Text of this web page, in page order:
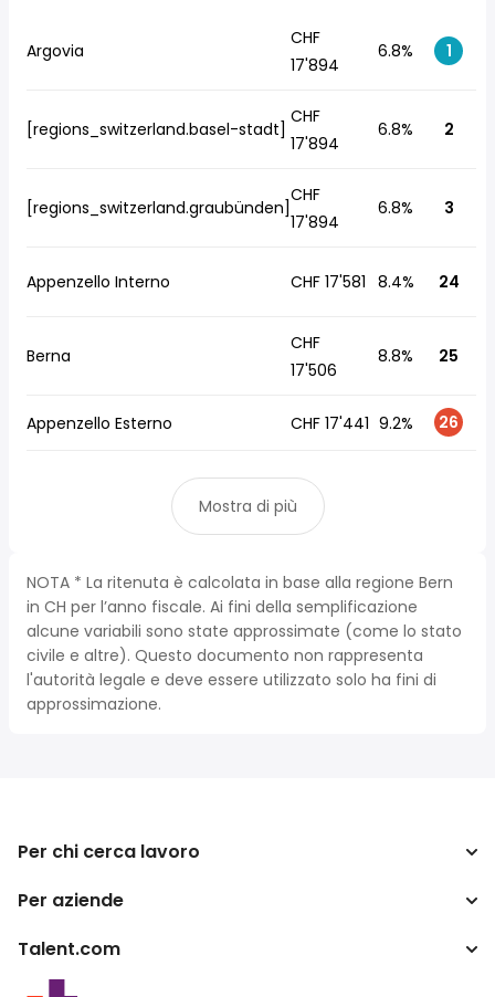
Argovia
CHF
17'894
6.8% 1
[regions_switzerland.basel-stadt]
CHF
17'894
6.8% 2
[regions_switzerland.graubünden]
CHF
17'894
6.8% 3
Appenzello Interno CHF 17'581 8.4% 24
Berna
CHF
17'506
8.8% 25
Appenzello Esterno CHF 17'441 9.2% 26
Mostra di più
NOTA * La ritenuta è calcolata in base alla regione Bern
in CH per l’anno fiscale. Ai fini della semplificazione
alcune variabili sono state approssimate (come lo stato
civile e altre). Questo documento non rappresenta
l'autorità legale e deve essere utilizzato solo ha fini di
approssimazione.
Per chi cerca lavoro
Cerca lavoro
Per aziende
Aziende
Talent.com